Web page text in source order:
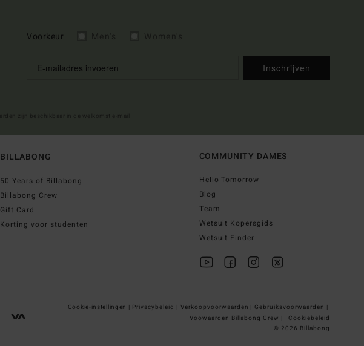
Voorkeur
Inschrijven
BILLABONG
50 Years of Billabong
Billabong Crew
Gift Card
Korting voor studenten
COMMUNITY DAMES
Hello Tomorrow
Blog
Team
Wetsuit Kopersgids
Wetsuit Finder
Cookie-instellingen | Privacybeleid | Verkoopvoorwaarden | Gebruiksvoorwaarden |
Voowaarden Billabong Crew |
Cookiebeleid
© 2026 Billabong